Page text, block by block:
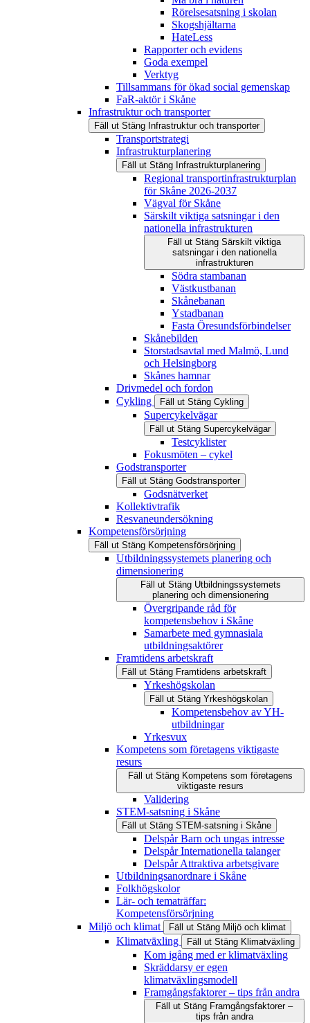
Rörelsesatsning i skolan
Skogshjältarna
HateLess
Rapporter och evidens
Goda exempel
Verktyg
Tillsammans för ökad social gemenskap
FaR-aktör i Skåne
Infrastruktur och transporter
Fäll ut Stäng Infrastruktur och transporter
Transportstrategi
Infrastrukturplanering
Fäll ut Stäng Infrastrukturplanering
Regional transportinfrastrukturplan
för Skåne 2026-2037
Vägval för Skåne
Särskilt viktiga satsningar i den
nationella infrastrukturen
Fäll ut Stäng Särskilt viktiga
satsningar i den nationella
infrastrukturen
Södra stambanan
Västkustbanan
Skånebanan
Ystadbanan
Fasta Öresundsförbindelser
Skånebilden
Storstadsavtal med Malmö, Lund
och Helsingborg
Skånes hamnar
Drivmedel och fordon
Cykling
Fäll ut Stäng Cykling
Supercykelvägar
Fäll ut Stäng Supercykelvägar
Testcyklister
Fokusmöten – cykel
Godstransporter
Fäll ut Stäng Godstransporter
Godsnätverket
Kollektivtrafik
Resvaneundersökning
Kompetensförsörjning
Fäll ut Stäng Kompetensförsörjning
Utbildningssystemets planering och
dimensionering
Fäll ut Stäng Utbildningssystemets
planering och dimensionering
Övergripande råd för
kompetensbehov i Skåne
Samarbete med gymnasiala
utbildningsaktörer
Framtidens arbetskraft
Fäll ut Stäng Framtidens arbetskraft
Yrkeshögskolan
Fäll ut Stäng Yrkeshögskolan
Kompetensbehov av YH-
utbildningar
Yrkesvux
Kompetens som företagens viktigaste
resurs
Fäll ut Stäng Kompetens som företagens
viktigaste resurs
Validering
STEM-satsning i Skåne
Fäll ut Stäng STEM-satsning i Skåne
Delspår Barn och ungas intresse
Delspår Internationella talanger
Delspår Attraktiva arbetsgivare
Utbildningsanordnare i Skåne
Folkhögskolor
Lär- och tematräffar:
Kompetensförsörjning
Miljö och klimat
Fäll ut Stäng Miljö och klimat
Klimatväxling Fäll ut Stäng Klimatväxling
Kom igång med er klimatväxling
Skräddarsy er egen
klimatväxlingsmodell
Framgångsfaktorer – tips från andra
Fäll ut Stäng Framgångsfaktorer –
tips från andra